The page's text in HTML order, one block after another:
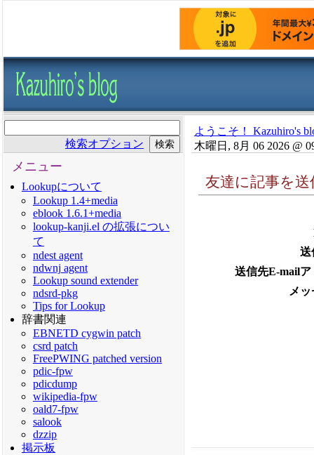
検索オプション
メニュー
Lookupについて
Lookup 1.4+media
eblook 1.6.1+media
lookup-kanji.el の拡張につい
て
ndest agent
ndwnj agent
Lookup sound extender
ndsrd-pkg
Tips for Lookup
辞書関連
EBNETD cygwin patch
csrd patch
FreePWING patched version
pdic-fpw
pdicdump
wikipedia-fpw
oald7-fpw
salook
dzzip
掲示板
ようこそ！ Kazuhiro's
木曜日, 8月 06 2026 @
友達に記事を
送
送信先E-mail
メ